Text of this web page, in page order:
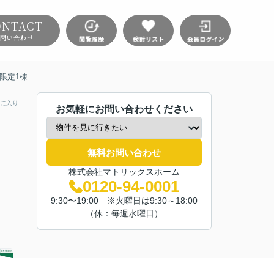
い合わせ
定1棟
入り
お気軽にお問い合わせください
無料お問い合わせ
株式会社マトリックスホーム
0120-94-0001
9:30〜19:00 ※火曜日は9:30～18:00
（休：毎週水曜日）